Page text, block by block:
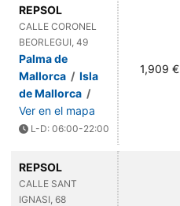
REPSOL
CALLE CORONEL
BEORLEGUI, 49
Palma de
Mallorca / Isla
de Mallorca /
Ver en el mapa
L-D: 06:00-22:00
1,909 €
REPSOL
CALLE SANT
IGNASI, 68